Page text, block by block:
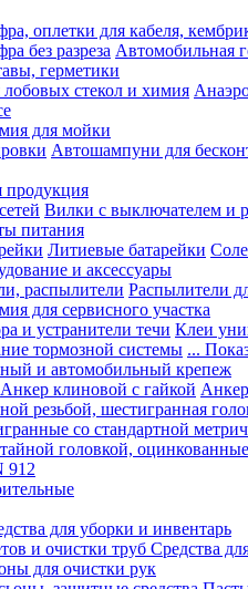
оплетки для кабеля,
без разреза Автомобильная
герметики
стекол и химия
для мойки
Автошампуни для
продукция
Вилки с выключателем и
питания
Литиевые батарейки
и аксессуары
распылители Распылители
для сервисного участка
и устранители течи Клеи
тормозной системы ...
и автомобильный крепеж
Анкер клиновой с гайкой
резьбой, шестигранная
со стандартной
головкой,
912
для уборки и инвентарь
и очистки труб Средства
для очистки рук